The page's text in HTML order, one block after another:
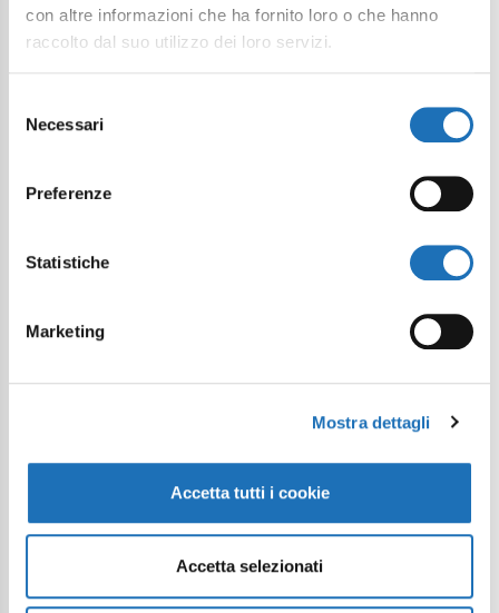
con altre informazioni che ha fornito loro o che hanno
raccolto dal suo utilizzo dei loro servizi.
delNecessari
Preferenze
Statistiche
Marketing
Mostra dettagli
Accetta tutti i cookie
Accetta selezionati